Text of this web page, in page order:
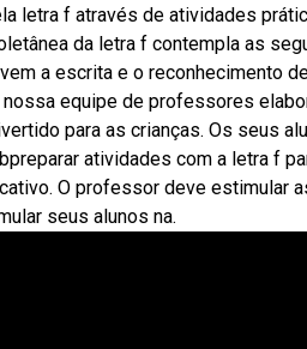
letra f através de atividades
da letra f contempla as
a escrita e o reconhecimento
equipe de professores
para as crianças. Os seus
atividades com a letra f
O professor deve estimular
seus alunos na.